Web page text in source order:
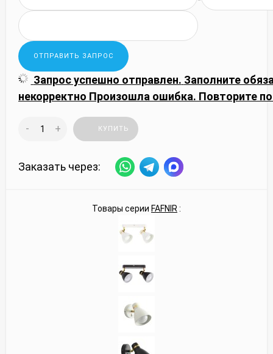
Запрос успешно отправлен. Заполните
некорректно Произошла ошибка. Повторите
- + КУПИТЬ
Заказать через:
Товары серии FAFNIR :